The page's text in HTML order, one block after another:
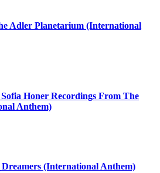
Adler Planetarium (International
Honer Recordings From The
Anthem)
(International Anthem)